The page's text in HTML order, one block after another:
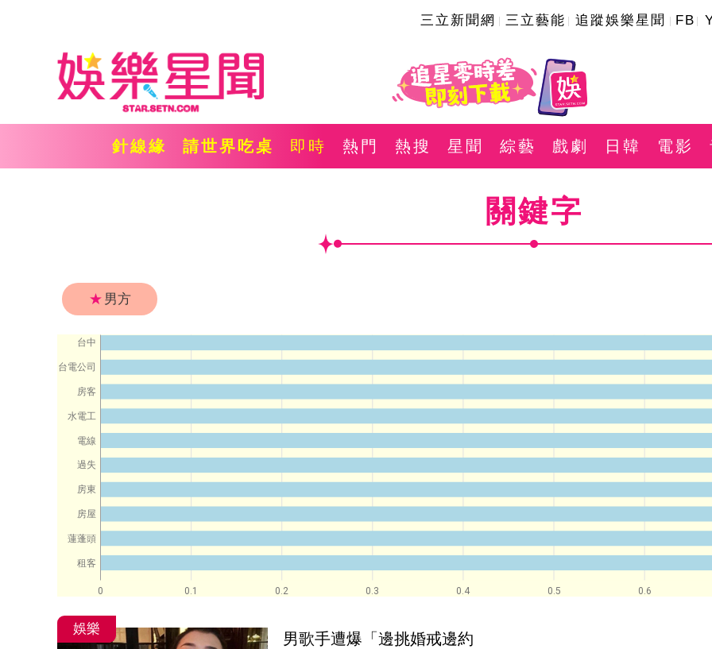
三立新聞網 三立藝能 追蹤娛樂星聞 FB
針線緣 請世界吃桌 即時 熱門 熱搜 星聞 綜藝 戲劇 日韓 電影
關鍵字
★ 男方
0 0.1 0.2 0.3 0.4 0.5 0.6
台中
台電公司
房客
水電工
電線
過失
房東
房屋
蓮蓬頭
租客
娛樂
男歌手遭爆「邊挑婚戒邊約